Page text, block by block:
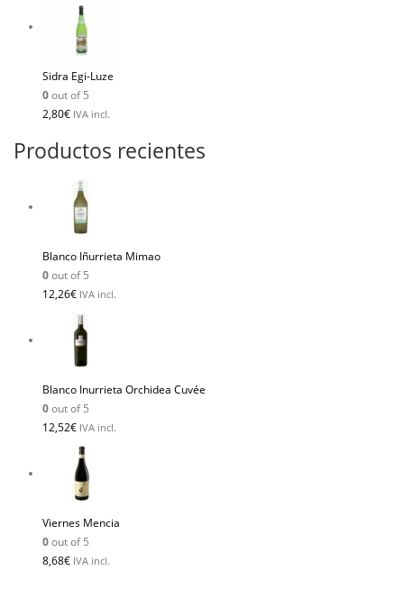
Sidra Egi-Luze
0out of 5
2,80€ IVA incl.
Productos recientes
Blanco Iñurrieta Mimao
0out of 5
12,26€ IVA incl.
Blanco Inurrieta Orchidea Cuvée
0out of 5
12,52€ IVA incl.
Viernes Mencia
0out of 5
8,68€ IVA incl.